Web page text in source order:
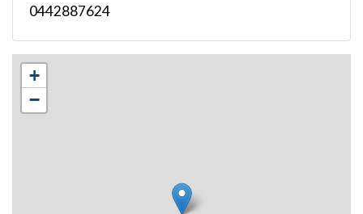
0442887624
+
−